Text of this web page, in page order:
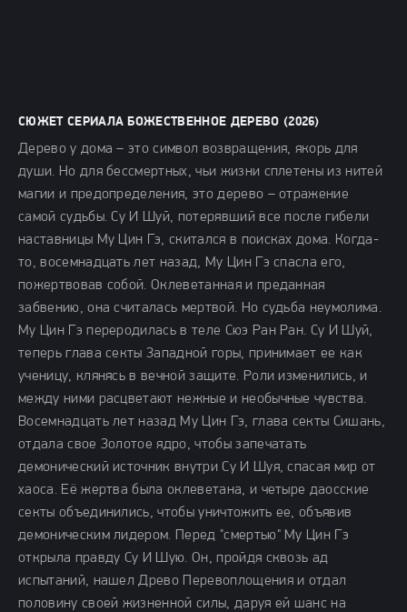
СЮЖЕТ СЕРИАЛА БОЖЕСТВЕННОЕ ДЕРЕВО (2026)
Дерево у дома – это символ возвращения, якорь для
души. Но для бессмертных, чьи жизни сплетены из нитей
магии и предопределения, это дерево – отражение
самой судьбы. Су И Шуй, потерявший все после гибели
наставницы Му Цин Гэ, скитался в поисках дома. Когда-
то, восемнадцать лет назад, Му Цин Гэ спасла его,
пожертвовав собой. Оклеветанная и преданная
забвению, она считалась мертвой. Но судьба неумолима.
Му Цин Гэ переродилась в теле Сюэ Ран Ран. Су И Шуй,
теперь глава секты Западной горы, принимает ее как
ученицу, клянясь в вечной защите. Роли изменились, и
между ними расцветают нежные и необычные чувства.
Восемнадцать лет назад Му Цин Гэ, глава секты Сишань,
отдала свое Золотое ядро, чтобы запечатать
демонический источник внутри Су И Шуя, спасая мир от
хаоса. Её жертва была оклеветана, и четыре даосские
секты объединились, чтобы уничтожить ее, объявив
демоническим лидером. Перед "смертью" Му Цин Гэ
открыла правду Су И Шую. Он, пройдя сквозь ад
испытаний, нашел Древо Перевоплощения и отдал
половину своей жизненной силы, даруя ей шанс на